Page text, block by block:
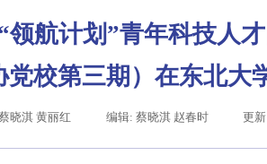
领航计划”青年科技人
党校第三期）在东北大
晓淇 黄丽红 编辑: 蔡晓淇 赵春时 更